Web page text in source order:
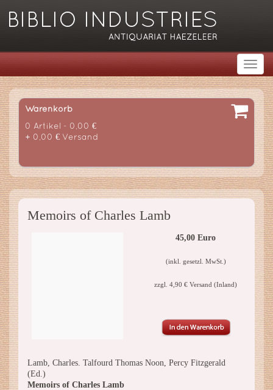
Warenkorb
0 Artikel - 0,00 €
+ 0,00 € Versand
Memoirs of Charles Lamb
45,00 Euro
(inkl. gesetzl. MwSt.)
zzgl. 4,90 € Versand (Inland)
Lamb, Charles. Talfourd Thomas Noon, Percy Fitzgerald
(Ed.)
Memoirs of Charles Lamb